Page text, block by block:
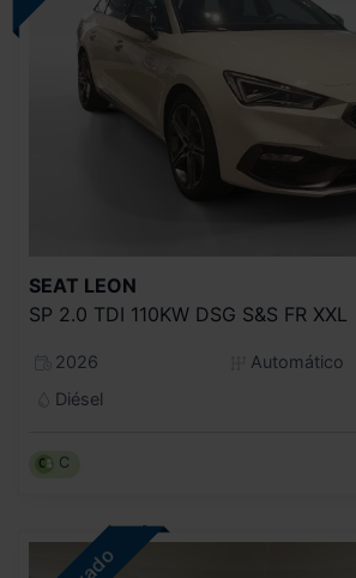
SEAT LEON
SP 2.0 TDI 110KW DSG S&S FR XXL
2026
Automático
Diésel
C